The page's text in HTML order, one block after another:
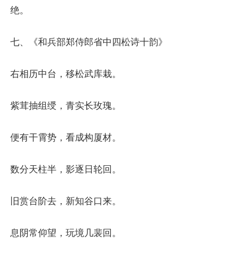
绝。
七、《和兵部郑侍郎省中四松诗十韵》
右相历中台，移松武库栽。
紫茸抽组绶，青实长玫瑰。
便有干霄势，看成构厦材。
数分天柱半，影逐日轮回。
旧赏台阶去，新知谷口来。
息阴常仰望，玩境几裴回。